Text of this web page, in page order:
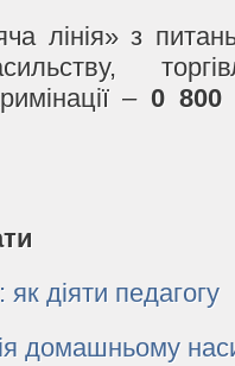
лінія» з
– 0
як діяти педагогу
домашньому